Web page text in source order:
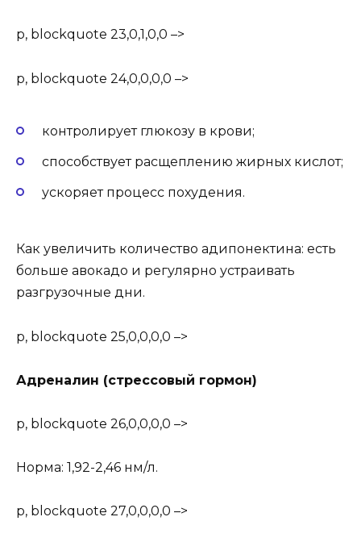
p, blockquote 23,0,1,0,0 –>
p, blockquote 24,0,0,0,0 –>
контролирует глюкозу в крови;
способствует расщеплению жирных кислот;
ускоряет процесс похудения.
Как увеличить количество адипонектина: есть
больше авокадо и регулярно устраивать
разгрузочные дни.
p, blockquote 25,0,0,0,0 –>
Адреналин (стрессовый гормон)
p, blockquote 26,0,0,0,0 –>
Норма: 1,92-2,46 нм/л.
p, blockquote 27,0,0,0,0 –>